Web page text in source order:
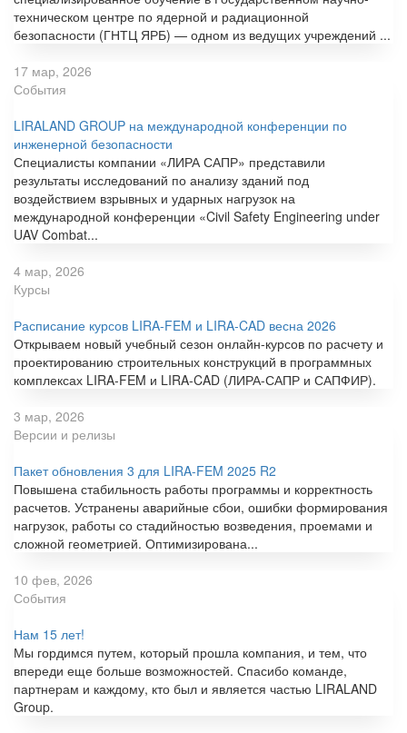
техническом центре по ядерной и радиационной
безопасности (ГНТЦ ЯРБ) — одном из ведущих учреждений ...
17 мар, 2026
События
LIRALAND GROUP на международной конференции по
инженерной безопасности
Специалисты компании «ЛИРА САПР» представили
результаты исследований по анализу зданий под
воздействием взрывных и ударных нагрузок на
международной конференции «Civil Safety Engineering under
UAV Combat...
4 мар, 2026
Курсы
Расписание курсов LIRA-FEM и LIRA-CAD весна 2026
Открываем новый учебный сезон онлайн-курсов по расчету и
проектированию строительных конструкций в программных
комплексах LIRA-FEM и LIRA-CAD (ЛИРА-САПР и САПФИР).
3 мар, 2026
Версии и релизы
Пакет обновления 3 для LIRA-FEM 2025 R2
Повышена стабильность работы программы и корректность
расчетов. Устранены аварийные сбои, ошибки формирования
нагрузок, работы со стадийностью возведения, проемами и
сложной геометрией. Оптимизирована...
10 фев, 2026
События
Нам 15 лет!
Мы гордимся путем, который прошла компания, и тем, что
впереди еще больше возможностей. Спасибо команде,
партнерам и каждому, кто был и является частью LIRALAND
Group.